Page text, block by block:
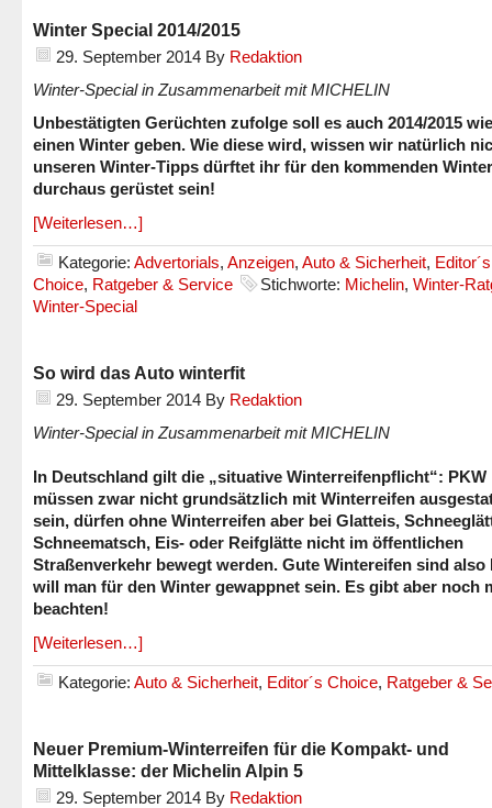
Winter Special 2014/2015
29. September 2014 By Redaktion
Winter-Special in Zusammenarbeit mit MICHELIN
Unbestätigten Gerüchten zufolge soll es auch 2014/2015
einen Winter geben. Wie diese wird, wissen wir natürlich
unseren Winter-Tipps dürftet ihr für den kommenden
durchaus gerüstet sein!
[Weiterlesen…]
Kategorie: Advertorials, Anzeigen, Auto & Sicherheit, Editor´s
Choice, Ratgeber & Service Stichworte: Michelin, Winter-
Winter-Special
So wird das Auto winterfit
29. September 2014 By Redaktion
Winter-Special in Zusammenarbeit mit MICHELIN
In Deutschland gilt die „situative Winterreifenpflicht“: PKW
müssen zwar nicht grundsätzlich mit Winterreifen
sein, dürfen ohne Winterreifen aber bei Glatteis,
Schneematsch, Eis- oder Reifglätte nicht im öffentlichen
Straßenverkehr bewegt werden. Gute Wintereifen sind also
will man für den Winter gewappnet sein. Es gibt aber noch
beachten!
[Weiterlesen…]
Kategorie: Auto & Sicherheit, Editor´s Choice, Ratgeber &
Neuer Premium-Winterreifen für die Kompakt- und
Mittelklasse: der Michelin Alpin 5
29. September 2014 By Redaktion